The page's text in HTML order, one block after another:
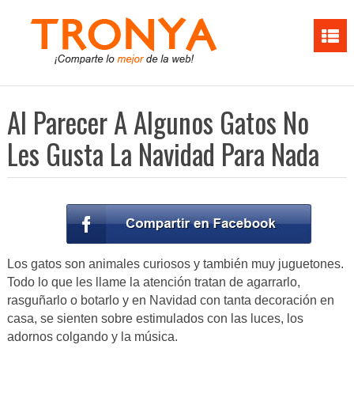
Al Parecer A Algunos Gatos No
Les Gusta La Navidad Para Nada
Los gatos son animales curiosos y también muy juguetones.
Todo lo que les llame la atención tratan de agarrarlo,
rasguñarlo o botarlo y en Navidad con tanta decoración en
casa, se sienten sobre estimulados con las luces, los
adornos colgando y la música.